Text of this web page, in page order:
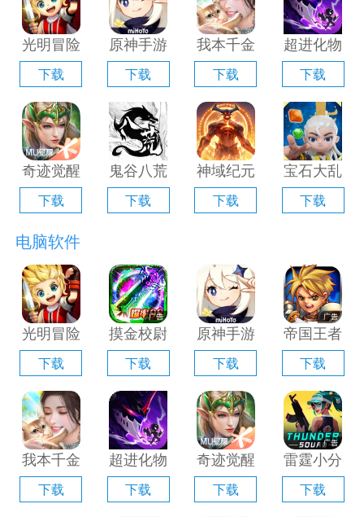
光明冒险
电脑版
「含模拟
器」
下载
原神手游
电脑版
「含模拟
器」
下载
我本千金
手游电脑
版「含模
拟器」
下载
超进化物
语2电脑
版「含模
拟器」
下载
奇迹觉醒
电脑版
「含模拟
器」
下载
鬼谷八荒
手游电脑
版「含模
下载
神域纪元
电脑版
「含模拟
下载
宝石大乱
斗电脑版
「含模拟
下载
电脑软件
光明冒险
电脑版
「含模拟
器」
下载
摸金校尉
之伏魔殿
电脑版
「含模拟
器」
下载
原神手游
电脑版
「含模拟
器」
下载
帝国王者
归来电脑
版「含模
拟器」
下载
我本千金
手游电脑
版「含模
下载
超进化物
语2电脑
版「含模
下载
奇迹觉醒
电脑版
「含模拟
下载
雷霆小分
队电脑版
「含模拟
下载